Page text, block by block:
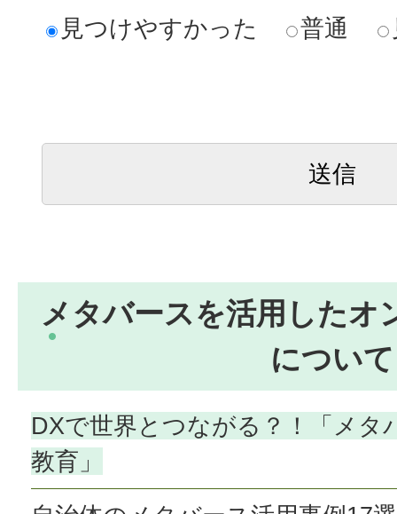
見つけやすかった
普通
メタバースを活用したオ
について
DXで世界とつながる？！「メタ
教育」